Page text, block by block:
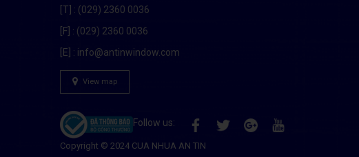
[T] : (029) 2360 0036
[F] : (029) 2360 0036
[E] : info@antinwindow.com
View map
Follow us:
Copyright © 2024 CUA NHUA AN TIN